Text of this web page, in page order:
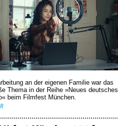
an der eigenen Familie war das
Thema in der Reihe »Neues deutsches
beim Filmfest München.